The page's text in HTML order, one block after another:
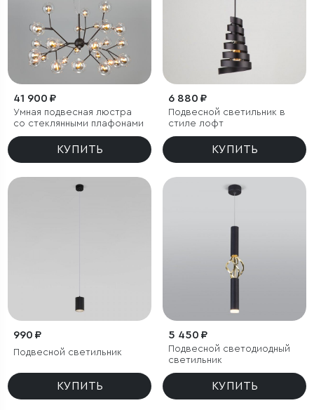
41 900 ₽
Умная подвесная люстра
со стеклянными плафонами
КУПИТЬ
6 880 ₽
Подвесной светильник в
стиле лофт
КУПИТЬ
990 ₽
Подвесной светильник
КУПИТЬ
5 450 ₽
Подвесной светодиодный
светильник
КУПИТЬ